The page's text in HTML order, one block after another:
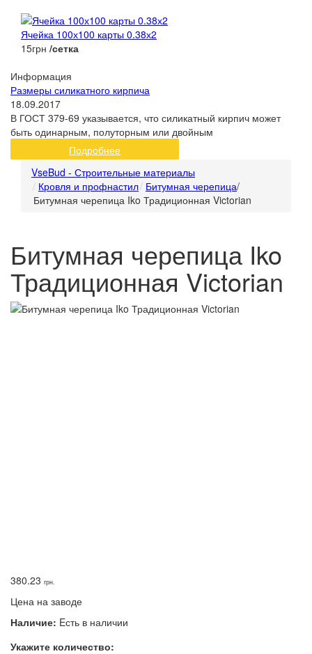
Ячейка 100х100 карты 0.38х2
15грн /сетка
Информация
Размеры силикатного кирпича
18.09.2017
В ГОСТ 379-69 указывается, что силикатный кирпич может
быть одинарным, полуторным или двойным
Подробнее
VseBud - Строительные материалы
Кровля и профнастил Битумная черепица/
Битумная черепица Iko Традиционная Victorian
Битумная черепица Iko
Традиционная Victorian
380.23 грн.
Цена на заводе
Наличие: Eсть в наличии
Укажите количество: